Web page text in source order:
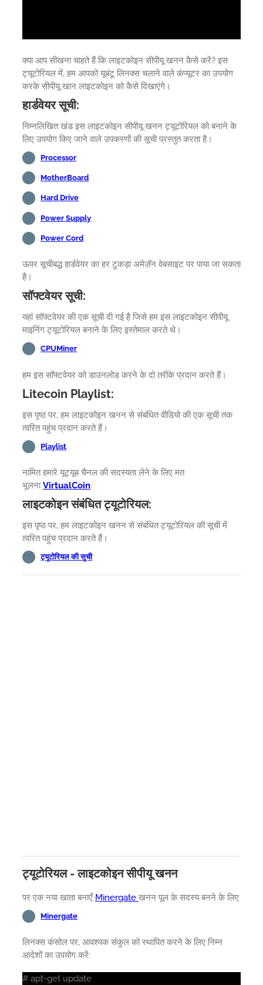
क्या आप सीखना चाहते हैं कि लाइटकोइन सीपीयू खनन कैसे करें? इस
ट्यूटोरियल में, हम आपको यूबंटू लिनक्स चलाने वाले कंप्यूटर का उपयोग
करके सीपीयू खान लाइटकोइन को कैसे दिखाएंगे।
हार्डवेयर सूची:
निम्नलिखित खंड इस लाइटकोइन सीपीयू खनन ट्यूटोरियल को बनाने के
लिए उपयोग किए जाने वाले उपकरणों की सूची प्रस्तुत करता है।
Processor
MotherBoard
Hard Drive
Power Supply
Power Cord
ऊपर सूचीबद्ध हार्डवेयर का हर टुकड़ा अमेज़ॅन वेबसाइट पर पाया जा सकता
है।
सॉफ्टवेयर सूची:
यहां सॉफ्टवेयर की एक सूची दी गई है जिसे हम इस लाइटकोइन सीपीयू
माइनिंग ट्यूटोरियल बनाने के लिए इस्तेमाल करते थे।
CPUMiner
हम इस सॉफ्टवेयर को डाउनलोड करने के दो तरीके प्रदान करते हैं।
Litecoin Playlist:
इस पृष्ठ पर, हम लाइटकोइन खनन से संबंधित वीडियो की एक सूची तक
त्वरित पहुंच प्रदान करते हैं।
Playlist
नामित हमारे यूट्यूब चैनल की सदस्यता लेने के लिए मत
भूलनाVirtualCoin.
लाइटकोइन संबंधित ट्यूटोरियल:
इस पृष्ठ पर, हम लाइटकोइन खनन से संबंधित ट्यूटोरियल की सूची में
त्वरित पहुंच प्रदान करते हैं।
ट्यूटोरियल की सूची
ट्यूटोरियल - लाइटकोइन सीपीयू खनन
पर एक नया खाता बनाएँ Minergate खनन पूल के सदस्य बनने के लिए
Minergate
लिनक्स कंसोल पर, आवश्यक संकुल को स्थापित करने के लिए निम्न
आदेशों का उपयोग करें:
# apt-get update